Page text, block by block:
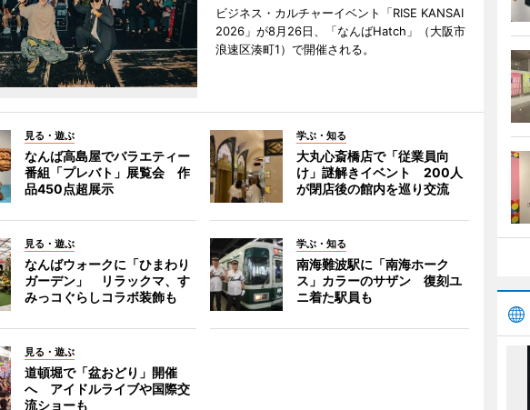
ビジネス・カルチャーイベント「RISE KANSAI
2026」が8月26日、「なんばHatch」（大阪市
浪速区湊町1）で開催される。
見る・遊ぶ
なんば高島屋でバラエティー
番組「プレバト」展覧会 作
品450点超展示
学ぶ・知る
大丸心斎橋店で「従業員向
け」謎解きイベント 200人
が閉店後の館内を巡り交流
見る・遊ぶ
なんばウォークに「ひまわり
ガーデン」 リラックマ、す
みっコぐらしコラボ装飾も
学ぶ・知る
南海難波駅に「南海ホーク
ス」カラーのサザン 復刻ユ
ニ着た駅員も
見る・遊ぶ
道頓堀で「盆おどり」開催
へ アイドルライブや国際交
流ショーも